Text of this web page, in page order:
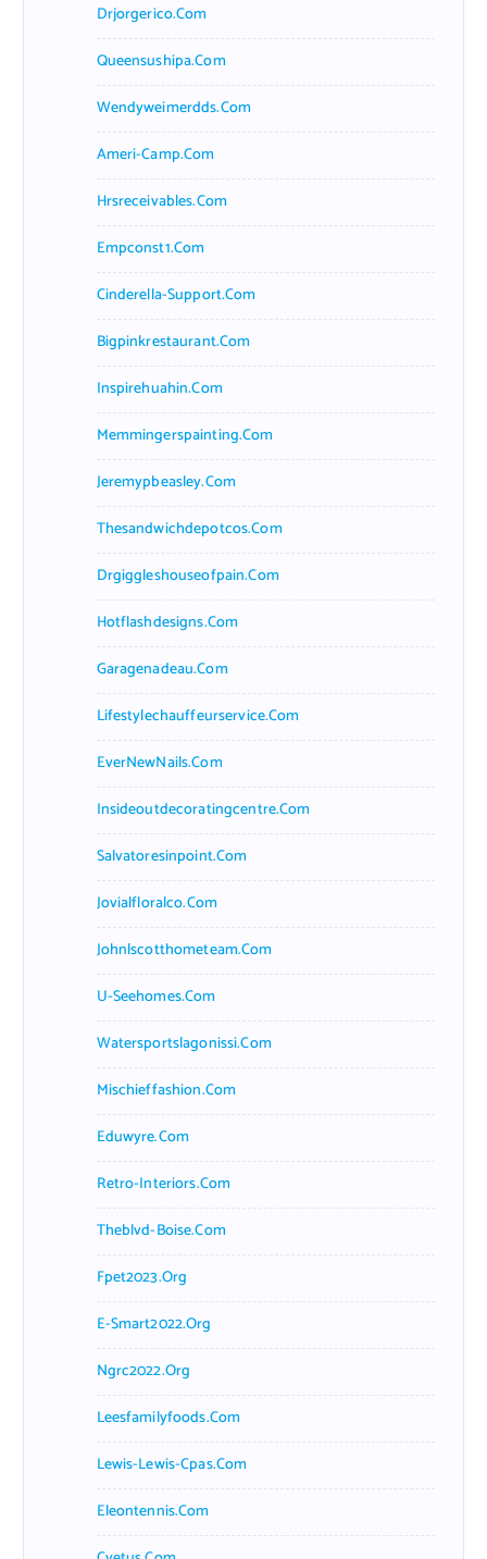
Drjorgerico.com
Queensushipa.com
Wendyweimerdds.com
Ameri-Camp.com
Hrsreceivables.com
Empconst1.com
Cinderella-Support.com
Bigpinkrestaurant.com
Inspirehuahin.com
Memmingerspainting.com
Jeremypbeasley.com
Thesandwichdepotcos.com
Drgiggleshouseofpain.com
Hotflashdesigns.com
Garagenadeau.com
Lifestylechauffeurservice.com
EverNewNails.com
Insideoutdecoratingcentre.com
Salvatoresinpoint.com
Jovialfloralco.com
Johnlscotthometeam.com
U-Seehomes.com
Watersportslagonissi.com
Mischieffashion.com
Eduwyre.com
Retro-Interiors.com
Theblvd-Boise.com
Fpet2023.org
E-Smart2022.org
Ngrc2022.org
Leesfamilyfoods.com
Lewis-Lewis-Cpas.com
Eleontennis.com